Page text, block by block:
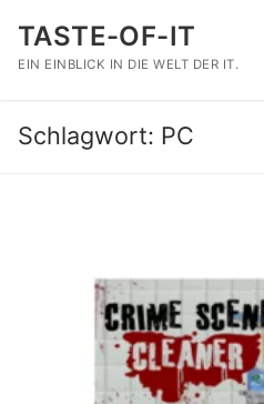
Inhalt
springen
TASTE-OF-IT
EIN EINBLICK IN DIE WELT DER IT.
Schlagwort: PC